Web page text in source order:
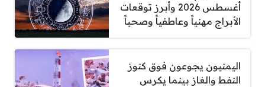
أغسطس 2026 وأبرز توقعات
الأبراج مهنياً وعاطفياً وصحياً
اليمنيون يجوعون فوق كنوز
النفط والغاز بينما يكرس